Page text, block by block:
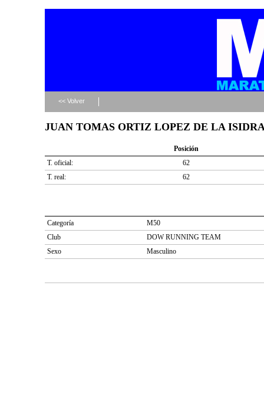
<< Volver
JUAN TOMAS ORTIZ LOPEZ DE LA
Posición
T. oficial:
62
T. real:
62
Categoría
M50
Club
DOW RUNNING TEAM
Sexo
Masculino